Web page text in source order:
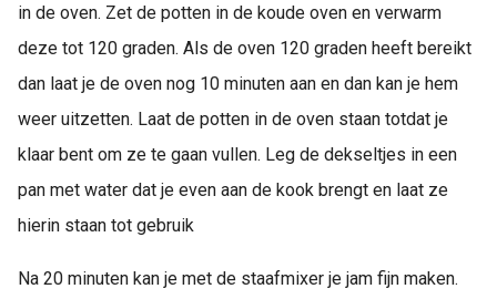
in de oven. Zet de potten in de koude oven en verwarm
deze tot 120 graden. Als de oven 120 graden heeft bereikt
dan laat je de oven nog 10 minuten aan en dan kan je hem
weer uitzetten. Laat de potten in de oven staan totdat je
klaar bent om ze te gaan vullen. Leg de dekseltjes in een
pan met water dat je even aan de kook brengt en laat ze
hierin staan tot gebruik
Na 20 minuten kan je met de staafmixer je jam fijn maken.